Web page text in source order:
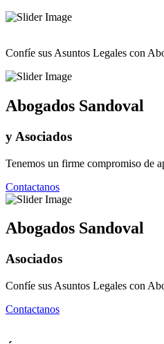
Confíe sus Asuntos Legales con
Abogados Sandoval
y Asociados
Tenemos un firme compromiso de
Contactanos
Abogados Sandoval
Asociados
Confíe sus Asuntos Legales con
Contactanos